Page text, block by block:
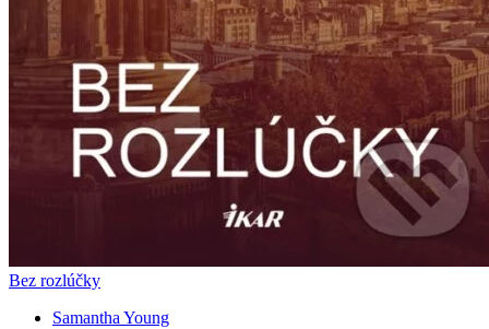
Bez rozlúčky
Samantha Young